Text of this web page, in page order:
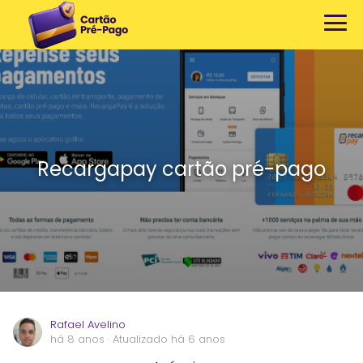
Recargapay cartão pré-pago
Rafael Avelino
há 8 anos · Atualizado há 6 anos